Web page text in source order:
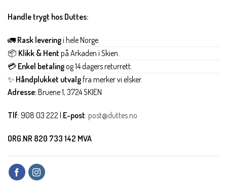
Handle trygt hos Duttes:
🚛 Rask leveringi hele Norge.
📦 Klikk & Hent på Arkaden i Skien.
💳 Enkel betalingog 14 dagers returrett.
✨ Håndplukket utvalgfra merker vi elsker.
Adresse:Bruene 1, 3724 SKIEN
Tlf: 908 03 222 | E-post: post@duttes.no
ORG.NR 820 733 142 MVA